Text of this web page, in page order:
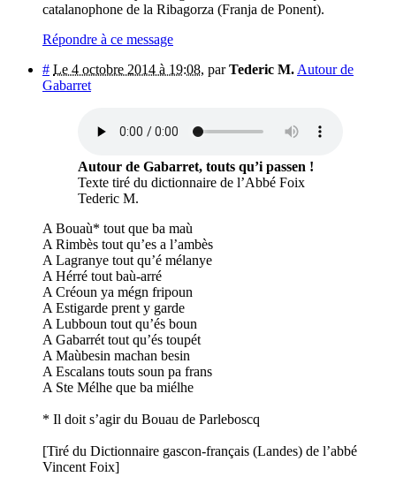
catalanophone de la Ribagorza (Franja de Ponent).
Répondre à ce message
# Le 4 octobre 2014 à 19:08, parTederic M. Autour de
Gabarret
Autour de Gabarret, touts qu’i passen !
Texte tiré du dictionnaire de l’Abbé Foix
Tederic M.
A Bouaù* tout que ba maù
A Rimbès tout qu’es a l’ambès
A Lagranye tout qu’é mélanye
A Hérré tout baù-arré
A Créoun ya mégn fripoun
A Estigarde prent y garde
A Lubboun tout qu’és boun
A Gabarrét tout qu’és toupét
A Maùbesin machan besin
A Escalans touts soun pa frans
A Ste Mélhe que ba miélhe
* Il doit s’agir du Bouau de Parleboscq
[Tiré du Dictionnaire gascon-français (Landes) de l’abbé
Vincent Foix]